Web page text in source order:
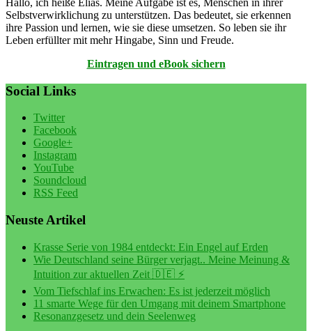
Selbstverwirklichung zu unterstützen. Das bedeutet, sie erkennen
ihre Passion und lernen, wie sie diese umsetzen. So leben sie ihr
Leben erfüllter mit mehr Hingabe, Sinn und Freude.
Eintragen und eBook sichern
Social Links
Twitter
Facebook
Google+
Instagram
YouTube
Soundcloud
RSS Feed
Neuste Artikel
Krasse Serie von 1984 entdeckt: Ein Engel auf Erden
Wie Deutschland seine Bürger verjagt.. Meine Meinung &
Intuition zur aktuellen Zeit 🇩🇪 ⚡️
Vom Tiefschlaf ins Erwachen: Es ist jederzeit möglich
11 smarte Wege für den Umgang mit deinem Smartphone
Resonanzgesetz und dein Seelenweg